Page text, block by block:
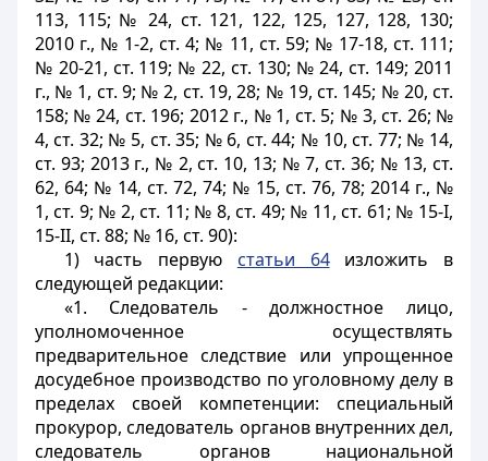
113, 115; № 24, ст. 121, 122, 125, 127, 128, 130;
2010 г., № 1-2, ст. 4; № 11, ст. 59; № 17-18, ст. 111;
№ 20-21, ст. 119; № 22, ст. 130; № 24, ст. 149; 2011
г., № 1, ст. 9; № 2, ст. 19, 28; № 19, ст. 145; № 20, ст.
158; № 24, ст. 196; 2012 г., № 1, ст. 5; № 3, ст. 26; №
4, ст. 32; № 5, ст. 35; № 6, ст. 44; № 10, ст. 77; № 14,
ст. 93; 2013 г., № 2, ст. 10, 13; № 7, ст. 36; № 13, ст.
62, 64; № 14, ст. 72, 74; № 15, ст. 76, 78; 2014 г., №
1, ст. 9; № 2, ст. 11; № 8, ст. 49; № 11, ст. 61; № 15-I,
15-II, ст. 88; № 16, ст. 90):
1) часть первую статьи 64изложить в
следующей редакции:
«1. Следователь - должностное лицо,
уполномоченное осуществлять
предварительное следствие или упрощенное
досудебное производство по уголовному делу в
пределах своей компетенции: специальный
прокурор, следователь органов внутренних дел,
следователь органов национальной